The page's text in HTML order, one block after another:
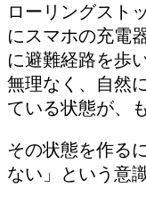
ローリングスト
にスマホの充電
に避難経路を歩
無理なく、自然
ている状態が、
その状態を作る
ない」という意